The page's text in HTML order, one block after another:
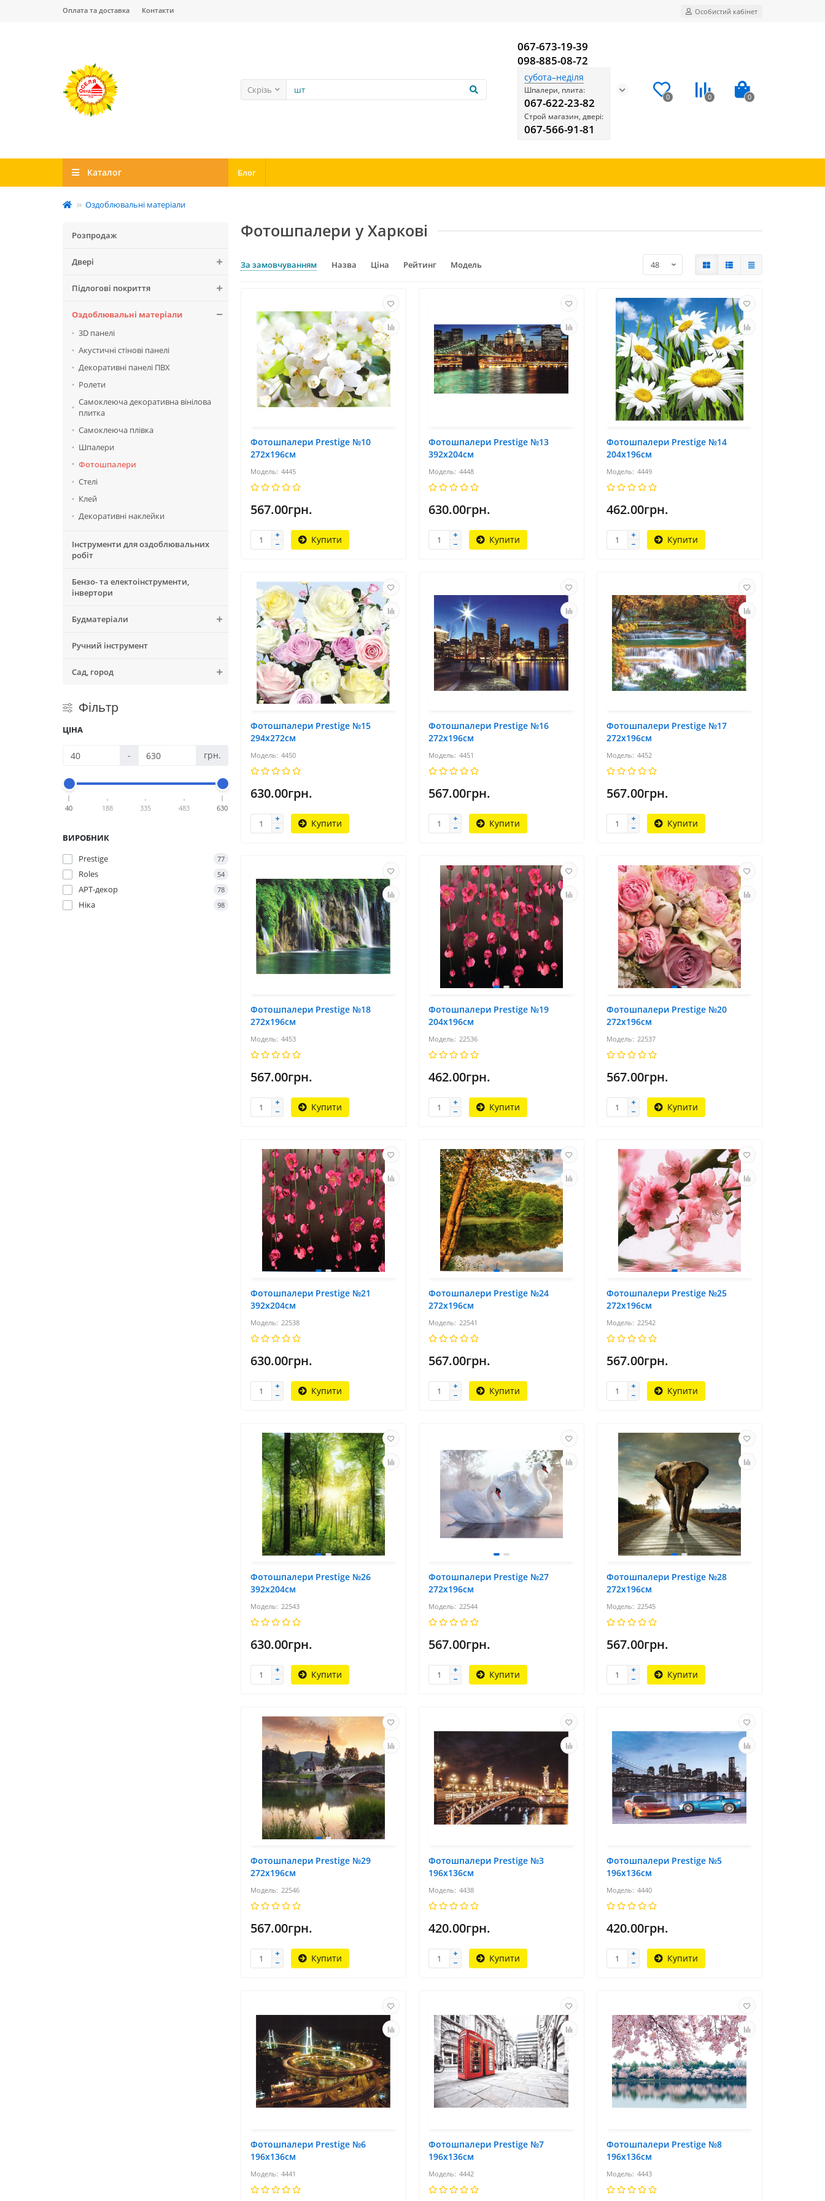
Оплата та доставка Контакти Особистий кабінет
Скрізь
067-673-19-39
098-885-08-72
субота–неділя
Шпалери, плита:
067-622-23-82
Строй магазин, двері:
067-566-91-81
0 0 0
Каталог Блог
Оздоблювальні матеріали
Розпродаж
Двері
Підлогові покриття
Оздоблювальні матеріали
3D панелі
Акустичні стінові панелі
Декоративні панелі ПВХ
Ролети
Самоклеюча декоративна вінілова
плитка
Самоклеюча плівка
Шпалери
Фотошпалери
Стелі
Клей
Декоративні наклейки
Інструменти для оздоблювальних
робіт
Бензо- та електоінструменти,
інвертори
Будматеріали
Ручний інструмент
Сад, город
Фільтр
ЦІНА
- грн.
40 188 335 483 630
ВИРОБНИК
Prestige
77
Roles 54
АРТ-декор 78
Ніка 98
Фотошпалери у Харкові
За замовчуванням Назва Ціна Рейтинг Модель
Фотошпалери Prestige №10
272х196см
4445
567.00грн.
Купити
Фотошпалери Prestige №13
392х204см
4448
630.00грн.
Купити
Фотошпалери Prestige №14
204х196см
4449
462.00грн.
Купити
Фотошпалери Prestige №15
294х272см
4450
630.00грн.
Купити
Фотошпалери Prestige №16
272х196см
4451
567.00грн.
Купити
Фотошпалери Prestige №17
272х196см
4452
567.00грн.
Купити
Фотошпалери Prestige №18
272х196см
4453
567.00грн.
Купити
Фотошпалери Prestige №19
204х196см
22536
462.00грн.
Купити
Фотошпалери Prestige №20
272х196см
22537
567.00грн.
Купити
Фотошпалери Prestige №21
392х204см
22538
630.00грн.
Купити
Фотошпалери Prestige №24
272х196см
22541
567.00грн.
Купити
Фотошпалери Prestige №25
272х196см
22542
567.00грн.
Купити
Фотошпалери Prestige №26
392х204см
22543
630.00грн.
Купити
Фотошпалери Prestige №27
272х196см
22544
567.00грн.
Купити
Фотошпалери Prestige №28
272х196см
22545
567.00грн.
Купити
Фотошпалери Prestige №29
272х196см
22546
567.00грн.
Купити
Фотошпалери Prestige №3
196х136см
4438
420.00грн.
Купити
Фотошпалери Prestige №5
196х136см
4440
420.00грн.
Купити
Фотошпалери Prestige №6
196х136см
4441
Фотошпалери Prestige №7
196х136см
4442
Фотошпалери Prestige №8
196х136см
4443